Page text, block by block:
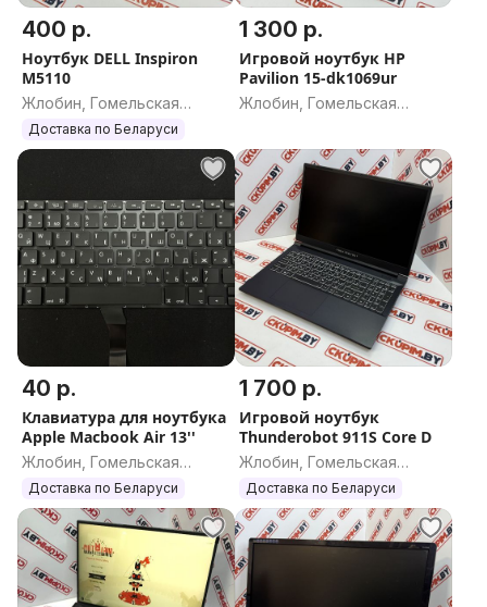
400 р.
Ноутбук DELL Inspiron
M5110
Жлобин, Гомельская
область
Доставка по Беларуси
1 300 р.
Игровой ноутбук HP
Pavilion 15-dk1069ur
Жлобин, Гомельская
40 р.
Клавиатура для ноутбука
Apple Macbook Air 13''
Жлобин, Гомельская
область
Доставка по Беларуси
1 700 р.
Игровой ноутбук
Thunderobot 911S Core D
Жлобин, Гомельская
область
Доставка по Беларуси